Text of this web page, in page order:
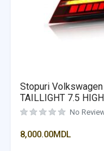
Stopuri
TAILLIGHT 7.5
No
8,000.00MDL